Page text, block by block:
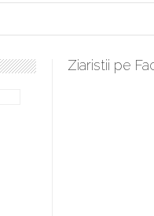
sculați, boieri mari! Sara
Ziaristii pe